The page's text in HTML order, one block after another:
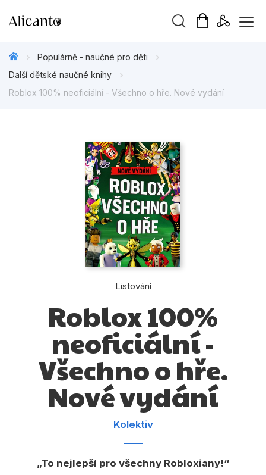
Připravujeme
Tipy redakce
Beletrie pro děti
Beletrie pro dospělé
Dárkové publikace
Hobby
Jazyky
Kalendáře
Komiks
Počítače
Populárně - naučné pro děti
Další dětské naučné knihy
Roblox 100% neoficiální - Všechno o hře. Nové vydání
Listování
Roblox 100%
neoficiální -
Všechno o hře.
Nové vydání
Kolektiv
To nejlepší pro všechny Robloxiany!